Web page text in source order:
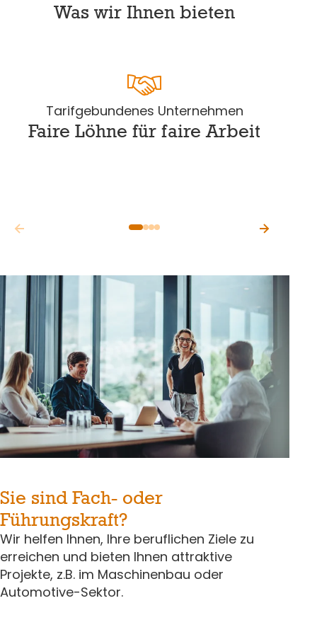
Was wir Ihnen bie­ten
Tarifgebundenes Unternehmen
Faire Löhne für faire Ar­beit
Sie sind Fach- oder
Führungskraft?
Wir helfen Ihnen, Ihre beruflichen Ziele zu
erreichen und bieten Ihnen attraktive
Projekte, z.B. im Maschinenbau oder
Automotive-Sektor.